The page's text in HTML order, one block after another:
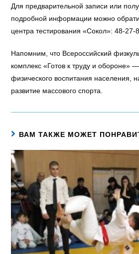
Для предварительной записи или
подробной информации можно
центра тестирования «Сокол»: 48-27-
Напомним, что Всероссийский
комплекс «Готов к труду и обороне»
физического воспитания населения,
развитие массового спорта.
ВАМ ТАКЖЕ МОЖЕТ